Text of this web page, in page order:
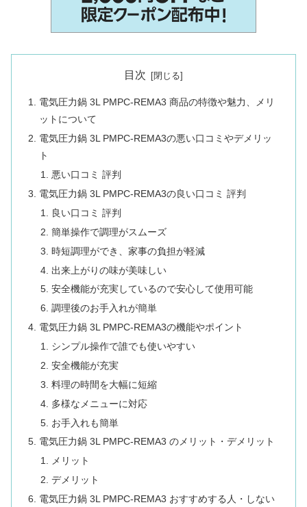
目次
電気圧力鍋 3L PMPC-REMA3 商品の特徴や魅力、メリ
ットについて
電気圧力鍋 3L PMPC-REMA3の悪い口コミやデメリッ
ト
悪い口コミ 評判
電気圧力鍋 3L PMPC-REMA3の良い口コミ 評判
良い口コミ 評判
簡単操作で調理がスムーズ
時短調理ができ、家事の負担が軽減
出来上がりの味が美味しい
安全機能が充実しているので安心して使用可能
調理後のお手入れが簡単
電気圧力鍋 3L PMPC-REMA3の機能やポイント
シンプル操作で誰でも使いやすい
安全機能が充実
料理の時間を大幅に短縮
多様なメニューに対応
お手入れも簡単
電気圧力鍋 3L PMPC-REMA3 のメリット・デメリット
メリット
デメリット
電気圧力鍋 3L PMPC-REMA3 おすすめする人・しない